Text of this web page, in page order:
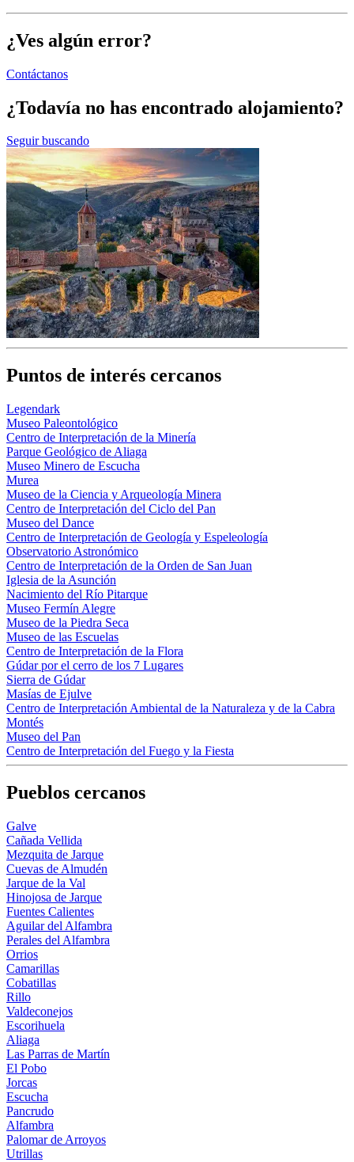
¿Ves algún error?
Contáctanos
¿Todavía no has encontrado alojamiento?
Seguir buscando
Puntos de interés cercanos
Legendark
Museo Paleontológico
Centro de Interpretación de la Minería
Parque Geológico de Aliaga
Museo Minero de Escucha
Murea
Museo de la Ciencia y Arqueología Minera
Centro de Interpretación del Ciclo del Pan
Museo del Dance
Centro de Interpretación de Geología y Espeleología
Observatorio Astronómico
Centro de Interpretación de la Orden de San Juan
Iglesia de la Asunción
Nacimiento del Río Pitarque
Museo Fermín Alegre
Museo de la Piedra Seca
Museo de las Escuelas
Centro de Interpretación de la Flora
Gúdar por el cerro de los 7 Lugares
Sierra de Gúdar
Masías de Ejulve
Centro de Interpretación Ambiental de la Naturaleza y de la Cabra
Montés
Museo del Pan
Centro de Interpretación del Fuego y la Fiesta
Pueblos cercanos
Galve
Cañada Vellida
Mezquita de Jarque
Cuevas de Almudén
Jarque de la Val
Hinojosa de Jarque
Fuentes Calientes
Aguilar del Alfambra
Perales del Alfambra
Orrios
Camarillas
Cobatillas
Rillo
Valdeconejos
Escorihuela
Aliaga
Las Parras de Martín
El Pobo
Jorcas
Escucha
Pancrudo
Alfambra
Palomar de Arroyos
Utrillas